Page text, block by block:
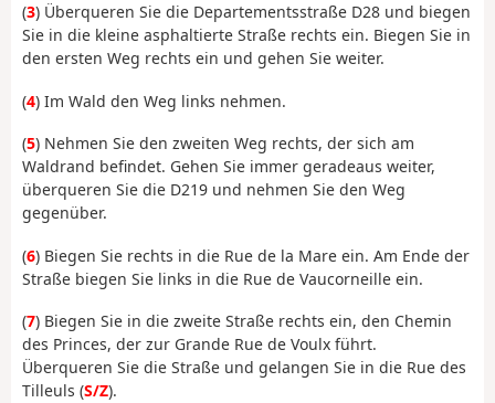
(3) Überqueren Sie die Departementsstraße D28 und biegen
Sie in die kleine asphaltierte Straße rechts ein. Biegen Sie in
den ersten Weg rechts ein und gehen Sie weiter.
(4) Im Wald den Weg links nehmen.
(5) Nehmen Sie den zweiten Weg rechts, der sich am
Waldrand befindet. Gehen Sie immer geradeaus weiter,
überqueren Sie die D219 und nehmen Sie den Weg
gegenüber.
(6) Biegen Sie rechts in die Rue de la Mare ein. Am Ende der
Straße biegen Sie links in die Rue de Vaucorneille ein.
(7) Biegen Sie in die zweite Straße rechts ein, den Chemin
des Princes, der zur Grande Rue de Voulx führt.
Überqueren Sie die Straße und gelangen Sie in die Rue des
Tilleuls (S/Z).